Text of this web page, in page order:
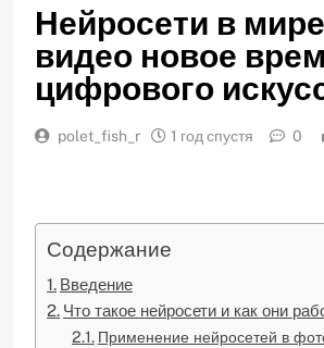
Нейросети в
видео новое
цифрового
polet_fish_r 1 год спустя 0
Содержание
Введение
Что такое нейросети и как они
Применение нейросетей в